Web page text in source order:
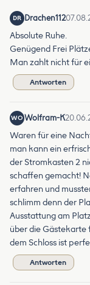
DR Drachen112
Absolute Ruhe.
Genügend Frei
Man zahlt nicht für
Antworten
WO Wolfram-K
Waren für eine
man kann ein
der Stromkasten 2
schaffen gemacht!
erfahren und
schlimm denn der
Ausstattung am
über die Gästekarte
dem Schloss ist
Antworten